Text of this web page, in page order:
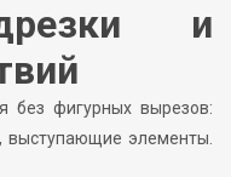
и
без фигурных вырезов:
выступающие элементы.